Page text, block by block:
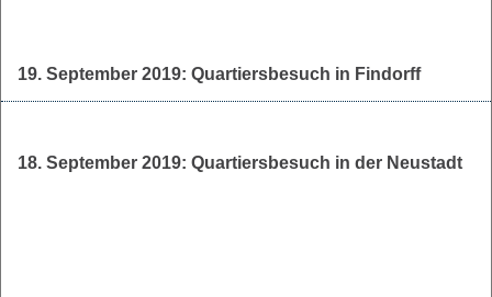
19. September 2019: Quartiersbesuch in Findorff
18. September 2019: Quartiersbesuch in der Neustadt